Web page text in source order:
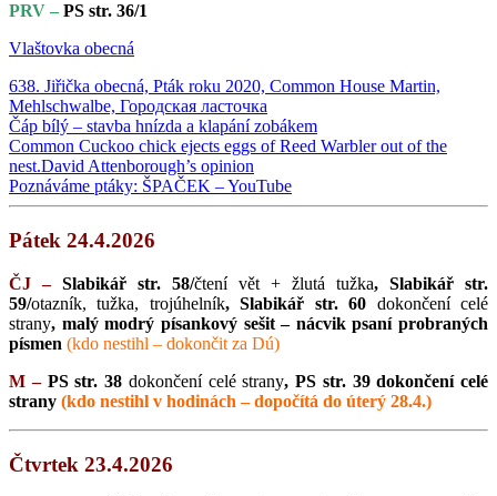
PRV – PS str. 36/1
Vlaštovka obecná
638. Jiřička obecná, Pták roku 2020, Common House Martin,
Mehlschwalbe, Городская ласточка
Čáp bílý – stavba hnízda a klapání zobákem
Common Cuckoo chick ejects eggs of Reed Warbler out of the
nest.David Attenborough’s opinion
Poznáváme ptáky: ŠPAČEK – YouTube
Pátek 24.4.2026
ČJ – Slabikář str. 58/čtení vět + žlutá tužka, Slabikář str.
59/otazník, tužka, trojúhelník, Slabikář str. 60 dokončení celé
strany, malý modrý písankový sešit – nácvik psaní probraných
písmen (kdo nestihl – dokončit za Dú)
M – PS str. 38 dokončení celé strany, PS str. 39 dokončení celé
strany (kdo nestihl v hodinách – dopočítá do úterý 28.4.)
Čtvrtek 23.4.2026